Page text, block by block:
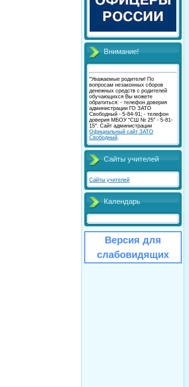
Внимание!
"Уважаемые родители! По
вопросам незаконных сборов
денежных средств с родителей
обучающихся Вы можете
обратиться: - телефон доверия
администрации ГО ЗАТО
Свободный - 5-84-91; - телефон
доверия МБОУ "СШ № 25" - 5-81-
15". Сайт администрации
Официальный сайт ЗАТО
Свободный
Сайты учителей
Сайты учителей
Календарь
Версия для
слабовидящих